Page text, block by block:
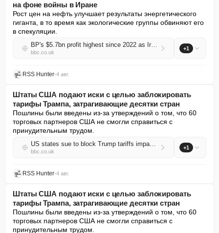
на фоне войны в Иране
Рост цен на нефть улучшает результаты энергетического
гиганта, в то время как экологические группы обвиняют его
в спекуляции.
BP's $5.7bn profit highest since 2022 as Iran war pushes up oil price
bbc.co.uk
+1
RSS Hunter•4 авг.
Штаты США подают иски с целью заблокировать
тарифы Трампа, затрагивающие десятки стран
Пошлины были введены из-за утверждений о том, что 60
торговых партнеров США не смогли справиться с
принудительным трудом.
US states sue to block Trump tariffs impacting dozens of countries
bbc.co.uk
+1
RSS Hunter•4 авг.
Штаты США подают иски с целью заблокировать
тарифы Трампа, затрагивающие десятки стран
Пошлины были введены из-за утверждений о том, что 60
торговых партнеров США не смогли справиться с
принудительным трудом.